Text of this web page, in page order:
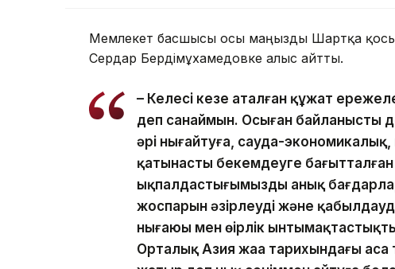
Мемлекет басшысы осы маңызды Шартқа
Сердар Бердімұхамедовке алғыс айтты.
– Келесі кезең аталған құжат
деп санаймын. Осыған байланысты
әрі нығайтуға, сауда-
қатынасты бекемдеуге бағытталған
ықпалдастығымыздың анық
жоспарын әзірлеуді және
нығаюы мен өңірлік
Орталық Азия жаңа тарихындағы аса